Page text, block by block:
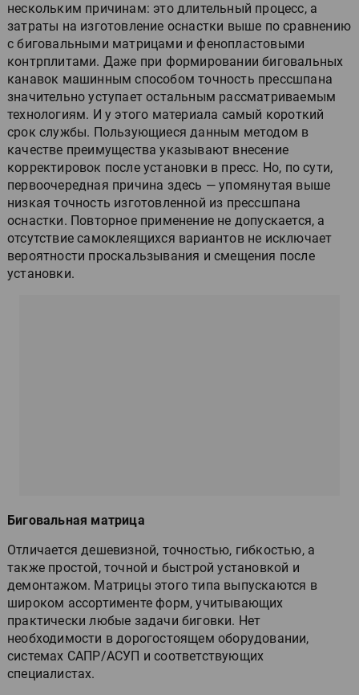
нескольким причинам: это длительный процесс, а
затраты на изготовление оснастки выше по сравнению
с биговальными матрицами и фенопластовыми
контрплитами. Даже при формировании биговальных
канавок машинным способом точность прессшпана
значительно уступает остальным рассматриваемым
технологиям. И у этого материала самый короткий
срок службы. Пользующиеся данным методом в
качестве преимущества указывают внесение
корректировок после установки в пресс. Но, по сути,
первоочередная причина здесь — упомянутая выше
низкая точность изготовленной из прессшпана
оснастки. Повторное применение не допускается, а
отсутствие самоклеящихся вариантов не исключает
вероятности проскальзывания и смещения после
установки.
Биговальная матрица
Отличается дешевизной, точностью, гибкостью, а
также простой, точной и быстрой установкой и
демонтажом. Матрицы этого типа выпускаются в
широком ассортименте форм, учитывающих
практически любые задачи биговки. Нет
необходимости в дорогостоящем оборудовании,
системах САПР/АСУП и соответствующих
специалистах.